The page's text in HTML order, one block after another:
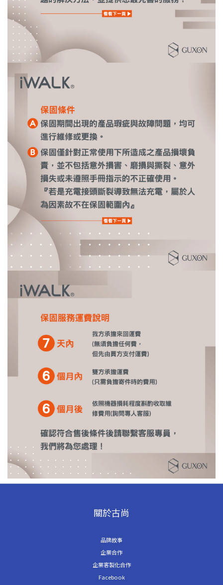
關於古尚
品牌故事
企業合作
企業客製化合作
Facebook